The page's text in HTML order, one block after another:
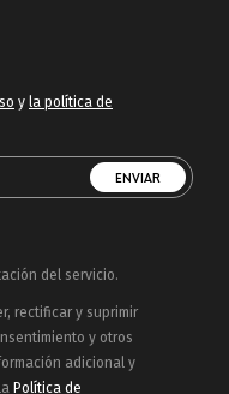
y la política de
del servicio.
rectificar y suprimir
y otros
adicional y
Política de